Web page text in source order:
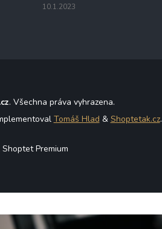
10.1.2023
. Všechna práva vyhrazena.
Tomáš Hlad & Shoptetak.cz.
Premium